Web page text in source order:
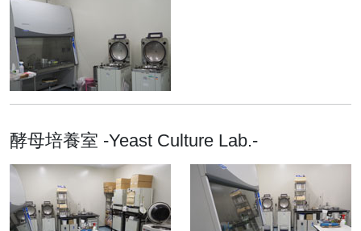
酵母培養室 -Yeast Culture Lab.-